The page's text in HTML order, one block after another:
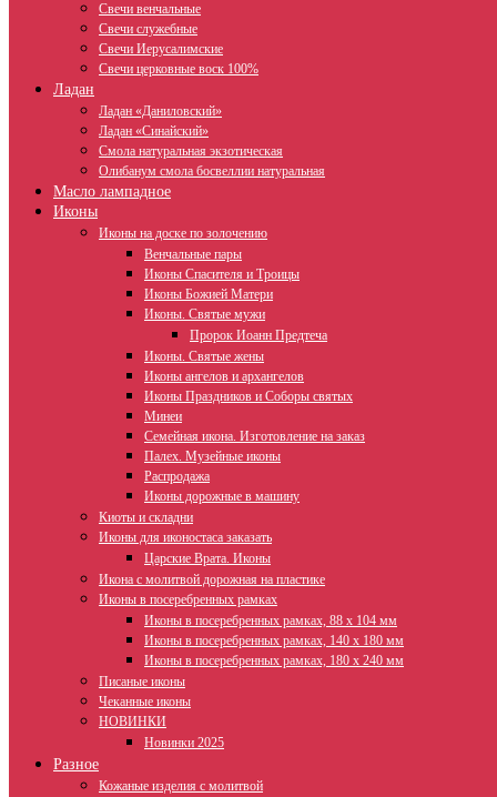
Свечи венчальные
Свечи служебные
Свечи Иерусалимские
Свечи церковные воск 100%
Ладан
Ладан «Даниловский»
Ладан «Синайский»
Смола натуральная экзотическая
Олибанум смола босвеллии натуральная
Масло лампадное
Иконы
Иконы на доске по золочению
Венчальные пары
Иконы Спасителя и Троицы
Иконы Божией Матери
Иконы. Святые мужи
Пророк Иоанн Предтеча
Иконы. Святые жены
Иконы ангелов и архангелов
Иконы Праздников и Соборы святых
Минеи
Семейная икона. Изготовление на заказ
Палех. Музейные иконы
Распродажа
Иконы дорожные в машину
Киоты и складни
Иконы для иконостаса заказать
Царские Врата. Иконы
Икона с молитвой дорожная на пластике
Иконы в посеребренных рамках
Иконы в посеребренных рамках, 88 х 104 мм
Иконы в посеребренных рамках, 140 х 180 мм
Иконы в посеребренных рамках, 180 х 240 мм
Писаные иконы
Чеканные иконы
НОВИНКИ
Новинки 2025
Разное
Кожаные изделия с молитвой